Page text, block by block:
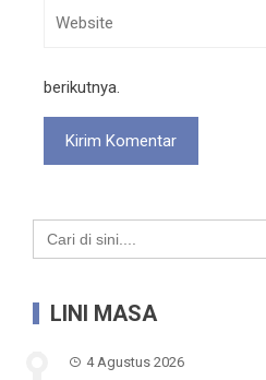
berikutnya.
Search
for:
LINI MASA
4 Agustus 2026